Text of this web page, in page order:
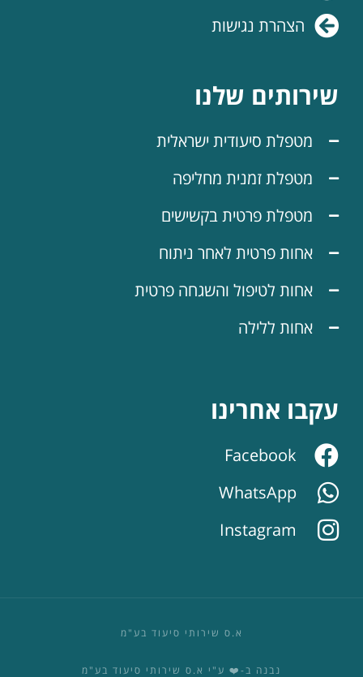
הצהרת נגישות
שירותים שלנו
מטפלת סיעודית ישראלית
מטפלת זמנית מחליפה
מטפלת פרטית בקשישים
אחות פרטית לאחר ניתוח
אחות לטיפול והשגחה פרטית
אחות ללילה
עקבו אחרינו
Facebook
WhatsApp
Instagram
א.ס שירותי סיעוד בע"מ
נבנה ב-❤️ ע"י א.ס שירותי סיעוד בע"מ